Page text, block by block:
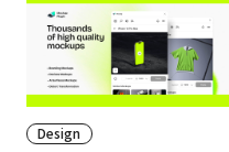
Design